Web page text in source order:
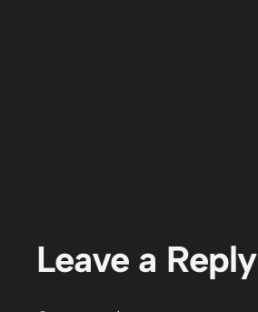
Leave a Reply